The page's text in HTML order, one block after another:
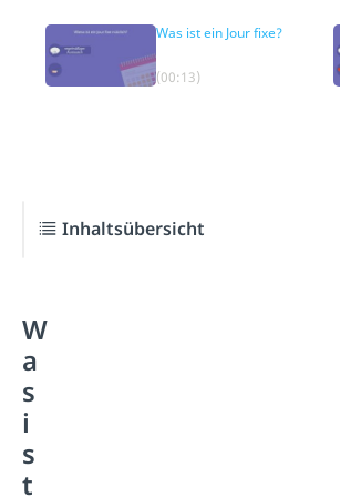
Was ist ein Jour fixe?
(00:13)
Inhaltsübersicht
W
a
s
i
s
t